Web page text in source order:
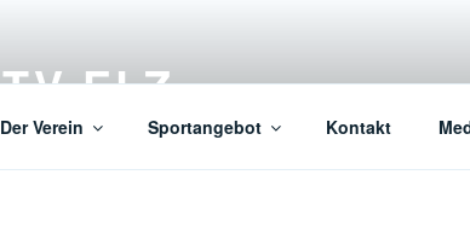
TV ELZ
Der Verein Sportangebot Kontakt